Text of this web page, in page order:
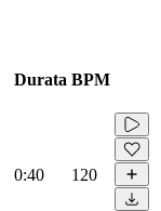
Durata BPM
0:40 120